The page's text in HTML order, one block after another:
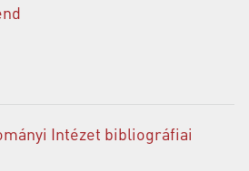
Intézet bibliográfiai